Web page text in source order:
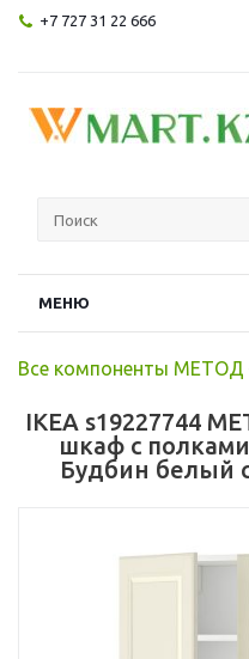
+7 727 31 22 666
МЕНЮ
Все компоненты МЕТОД
IKEA s19227744
шкаф с
Будбин белый